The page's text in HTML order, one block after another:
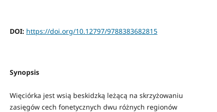
DOI: https://doi.org/10.12797/9788383682815
Synopsis
Więciórka jest wsią beskidzką leżącą na skrzyżowaniu
zasięgów cech fonetycznych dwu różnych regionów